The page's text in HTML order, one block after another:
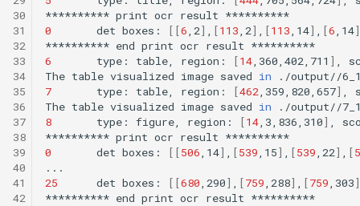
30
31
32
33
34
35
36
37
38
39
40
41
42
********** print ocr result
0
det boxes: [[6 ,2] [113 ,2] [113 ,14] [6 ,14
********** end print ocr result
6
type: table, region: [14 ,360,402,711 ]
The table visualized image saved in
7
type: table, region: [462 ,359,820,657]
The table visualized image saved in
8
type: figure, region: [14 ,3,836,310]
********** print ocr result
0
det boxes: [[506 ,14] [539 ,15] [539 ,22] [
25
det boxes: [[680 ,290] [759 ,288] [759 ,303]
********** end print ocr result